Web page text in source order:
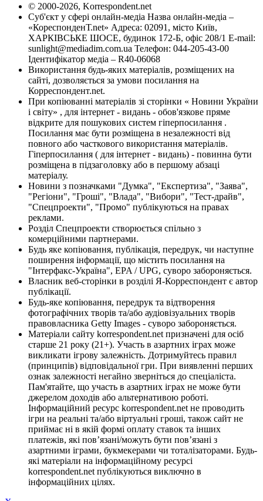
© 2000-2026, Korrespondent.net
Суб'єкт у сфері онлайн-медіа Назва онлайн-медіа –
«КореспонденТ.net» Адреса: 02091, місто Київ,
ХАРКІВСЬКЕ ШОСЕ, будинок 172-Б, офіс 208/1 E-mail:
sunlight@mediadim.com.ua Телефон: 044-205-43-00
Ідентифікатор медіа – R40-06068
Використання будь-яких матеріалів, розміщених на
сайті, дозволяється за умови посилання на
Корреспондент.net.
При копіюванні матеріалів зі сторінки « Новини України
і світу» , для інтернет - видань - обов'язкове пряме
відкрите для пошукових систем гіперпосилання .
Посилання має бути розміщена в незалежності від
повного або часткового використання матеріалів.
Гіперпосилання ( для інтернет - видань) - повинна бути
розміщена в підзаголовку або в першому абзаці
матеріалу.
Новини з позначками "Думка", "Експертиза", "Заява",
"Регіони", "Гроші", "Влада", "Вибори", "Тест-драйв",
"Спецпроекти", "Промо" публікуються на правах
реклами.
Розділ Спецпроекти створюється спільно з
комерційними партнерами.
Будь яке копіювання, публікація, передрук, чи наступне
поширення інформації, що містить посилання на
"Інтерфакс-Україна", EPA / UPG, суворо забороняється.
Власник веб-сторінки в розділі Я-Корреспондент є автор
публікації.
Будь-яке копіювання, передрук та відтворення
фотографічних творів та/або аудіовізуальних творів
правовласника Getty Images - суворо забороняється.
Матеріали сайту korrespondent.net призначені для осіб
старше 21 року (21+). Участь в азартних іграх може
викликати ігрову залежність. Дотримуйтесь правил
(принципів) відповідальної гри. При виявленні перших
ознак залежності негайно зверніться до спеціаліста.
Пам'ятайте, що участь в азартних іграх не може бути
джерелом доходів або альтернативою роботі.
Інформаційний ресурс korrespondent.net не проводить
ігри на реальні та/або віртуальні гроші, також сайт не
приймає ні в якій формі оплату ставок та інших
платежів, які пов’язані/можуть бути пов’язані з
азартними іграми, букмекерами чи тоталізаторами. Будь-
які матеріали на інформаційному ресурсі
korrespondent.net публікуються виключно в
інформаційних цілях.